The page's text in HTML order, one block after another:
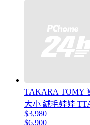
TAKARA TOMY
大小 絨毛娃娃
$3,980
$6,900